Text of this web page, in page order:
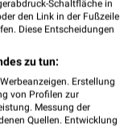
Schaltfläche in
den Link in der Fußzeile
Diese Entscheidungen
zu tun:
Erstellung
von Profilen zur
Messung der
Quellen. Entwicklung